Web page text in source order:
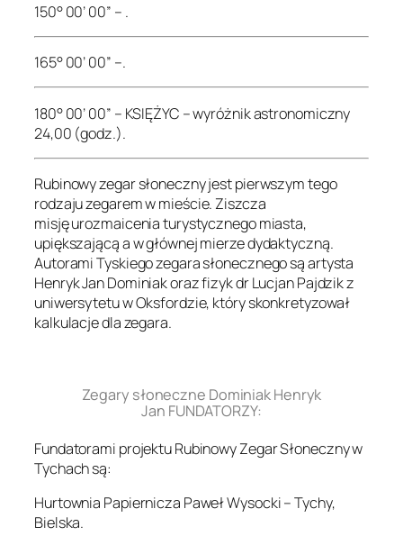
150° 00’ 00” – .
165° 00’ 00” –.
180° 00’ 00” – KSIĘŻYC – wyróżnik astronomiczny
24,00 (godz.).
Rubinowy zegar słoneczny jest pierwszym tego
rodzaju zegarem w mieście. Ziszcza
misję urozmaicenia turystycznego miasta,
upiększającą a w głównej mierze dydaktyczną.
Autorami Tyskiego zegara słonecznego są artysta
Henryk Jan Dominiak oraz fizyk dr Lucjan Pajdzik z
uniwersytetu w Oksfordzie, który skonkretyzował
kalkulacje dla zegara.
Zegary słoneczne Dominiak Henryk
Jan FUNDATORZY:
Fundatorami projektu Rubinowy Zegar Słoneczny w
Tychach są:
Hurtownia Papiernicza Paweł Wysocki – Tychy,
Bielska.